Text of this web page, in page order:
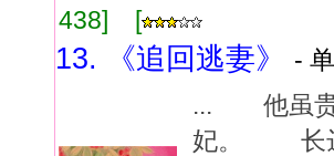
438] [
13. 《追回逃妻》
-
... 他虽贵
妃。 长